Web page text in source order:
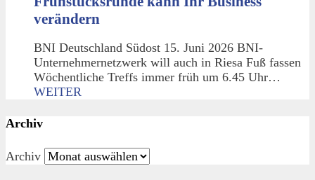
verändern
BNI Deutschland Südost 15. Juni 2026 BNI-
Unternehmernetzwerk will auch in Riesa Fuß fassen
Wöchentliche Treffs immer früh um 6.45 Uhr…
WEITER
Archiv
Archiv